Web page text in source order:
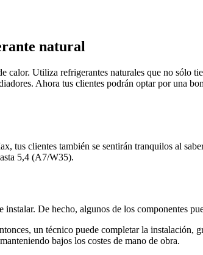
natural
calor. Utiliza refrigerantes naturales que no sólo
Ahora tus clientes podrán optar por una
tus clientes también se sentirán tranquilos al
5,4 (A7/W35).
De hecho, algunos de los componentes
un técnico puede completar la
bajos los costes de mano de obra.